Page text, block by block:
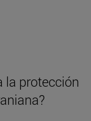
la protección